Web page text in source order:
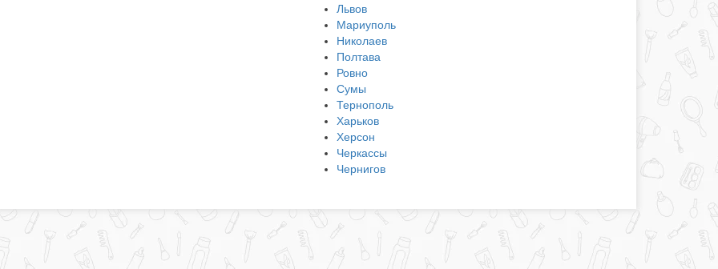
Львов
Мариуполь
Николаев
Полтава
Ровно
Сумы
Тернополь
Харьков
Херсон
Черкассы
Чернигов